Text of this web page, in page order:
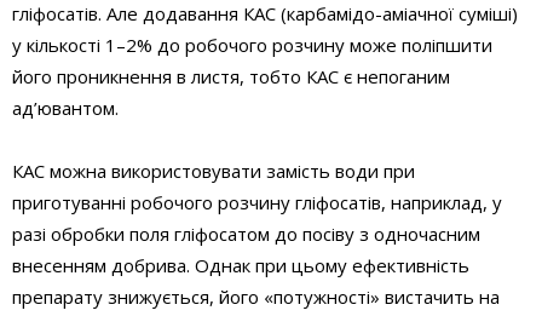
гліфосатів. Але додавання КАС (карбамідо-аміачної суміші)
у кількості 1–2% до робочого розчину може поліпшити
його проникнення в листя, тобто КАС є непоганим
ад’ювантом.
КАС можна використовувати замість води при
приготуванні робочого розчину гліфосатів, наприклад, у
разі обробки поля гліфосатом до посіву з одночасним
внесенням добрива. Однак при цьому ефективність
препарату знижується, його «потужності» вистачить на